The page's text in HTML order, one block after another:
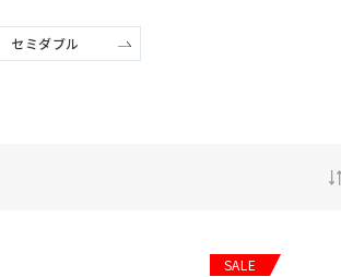
セミダブル
SALE